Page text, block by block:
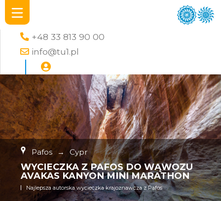
+48 33 813 90 00
info@tu1.pl
Pafos → Cypr
WYCIECZKA Z PAFOS DO WĄWOZU
AVAKAS KANYON MINI MARATHON
Najlepsza autorska wycieczka krajoznawcza z Pafos